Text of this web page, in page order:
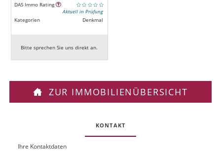
DAS Immo Rating
Aktuell in Prüfung
Kategorien
Denkmal
Bitte sprechen Sie uns direkt an.
ZUR IMMOBILIENÜBERSICHT
KONTAKT
OUIhre Kontaktdaten